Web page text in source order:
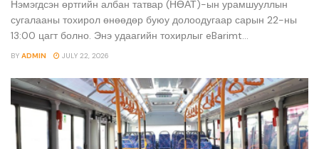
Нэмэгдсэн өртгийн албан татвар (НӨАТ)-ын урамшууллын
сугалааны тохирол өнөөдөр буюу долоодугаар сарын 22-ны
13:00 цагт болно. Энэ удаагийн тохирлыг eBarimt...
BY ADMIN JULY 22, 2026